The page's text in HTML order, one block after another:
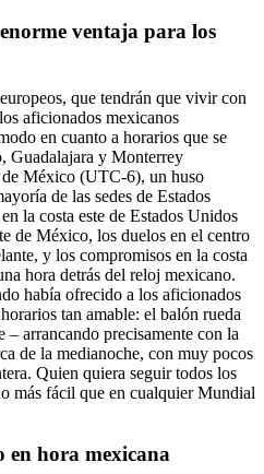
ventaja para los
que tendrán que vivir con
aficionados mexicanos
en cuanto a horarios que se
Guadalajara y Monterrey
México (UTC-6), un huso
de las sedes de Estados
la costa este de Estados Unidos
de México, los duelos en el centro
y los compromisos en la costa
hora detrás del reloj mexicano.
había ofrecido a los aficionados
tan amable: el balón rueda
– arrancando precisamente con la
de la medianoche, con muy pocos
Quien quiera seguir todos los
más fácil que en cualquier Mundial
en hora mexicana